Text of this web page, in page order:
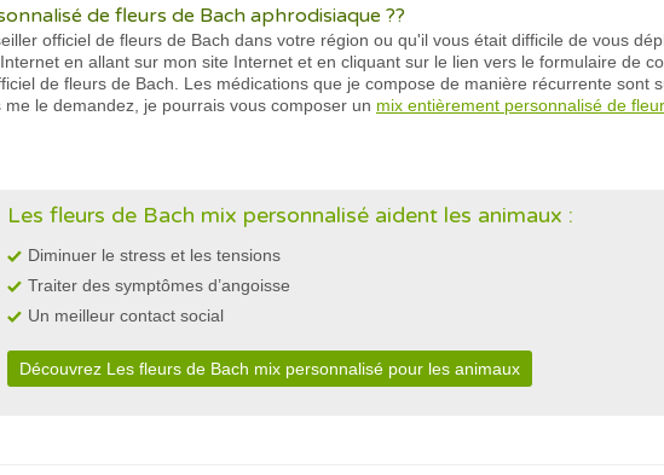
de fleurs de Bach aphrodisiaque ??
officiel de fleurs de Bach dans votre région ou qu'il vous était difficile de vous
en allant sur mon site Internet et en cliquant sur le lien vers le formulaire de
de fleurs de Bach. Les médications que je compose de manière récurrente sont
le demandez, je pourrais vous composer un mix entièrement personnalisé de
Les fleurs de Bach mix personnalisé aident les animaux :
Diminuer le stress et les tensions
Traiter des symptômes d’angoisse
Un meilleur contact social
Découvrez Les fleurs de Bach mix personnalisé pour les animaux